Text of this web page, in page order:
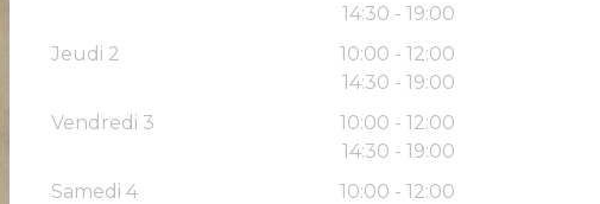
14:30 - 19:00
Jeudi 2
10:00 - 12:00
14:30 - 19:00
Vendredi 3
10:00 - 12:00
14:30 - 19:00
Samedi 4
10:00 - 12:00